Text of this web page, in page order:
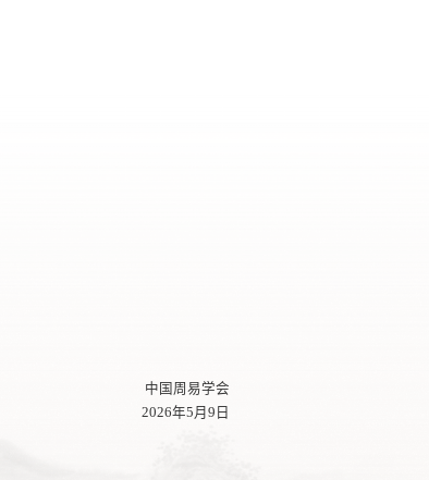
中国周易学会
2026年5月9日